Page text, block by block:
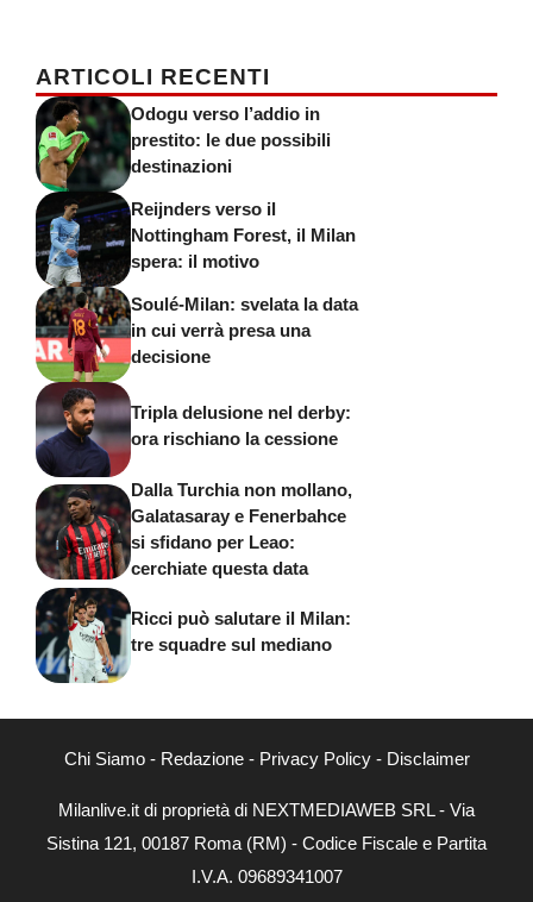
ARTICOLI RECENTI
Odogu verso l’addio in
prestito: le due possibili
destinazioni
Reijnders verso il
Nottingham Forest, il Milan
spera: il motivo
Soulé-Milan: svelata la data
in cui verrà presa una
decisione
Tripla delusione nel derby:
ora rischiano la cessione
Dalla Turchia non mollano,
Galatasaray e Fenerbahce
si sfidano per Leao:
cerchiate questa data
Ricci può salutare il Milan:
tre squadre sul mediano
Chi Siamo- Redazione- Privacy Policy- Disclaimer
Milanlive.it di proprietà di NEXTMEDIAWEB SRL - Via
Sistina 121, 00187 Roma (RM) - Codice Fiscale e Partita
I.V.A. 09689341007